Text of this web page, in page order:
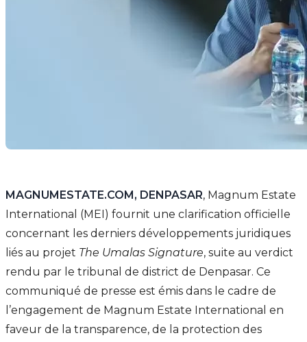
MAGNUMESTATE.COM, DENPASAR, Magnum Estate
International (MEI) fournit une clarification officielle
concernant les derniers développements juridiques
liés au projet The Umalas Signature, suite au verdict
rendu par le tribunal de district de Denpasar. Ce
communiqué de presse est émis dans le cadre de
l’engagement de Magnum Estate International en
faveur de la transparence, de la protection des